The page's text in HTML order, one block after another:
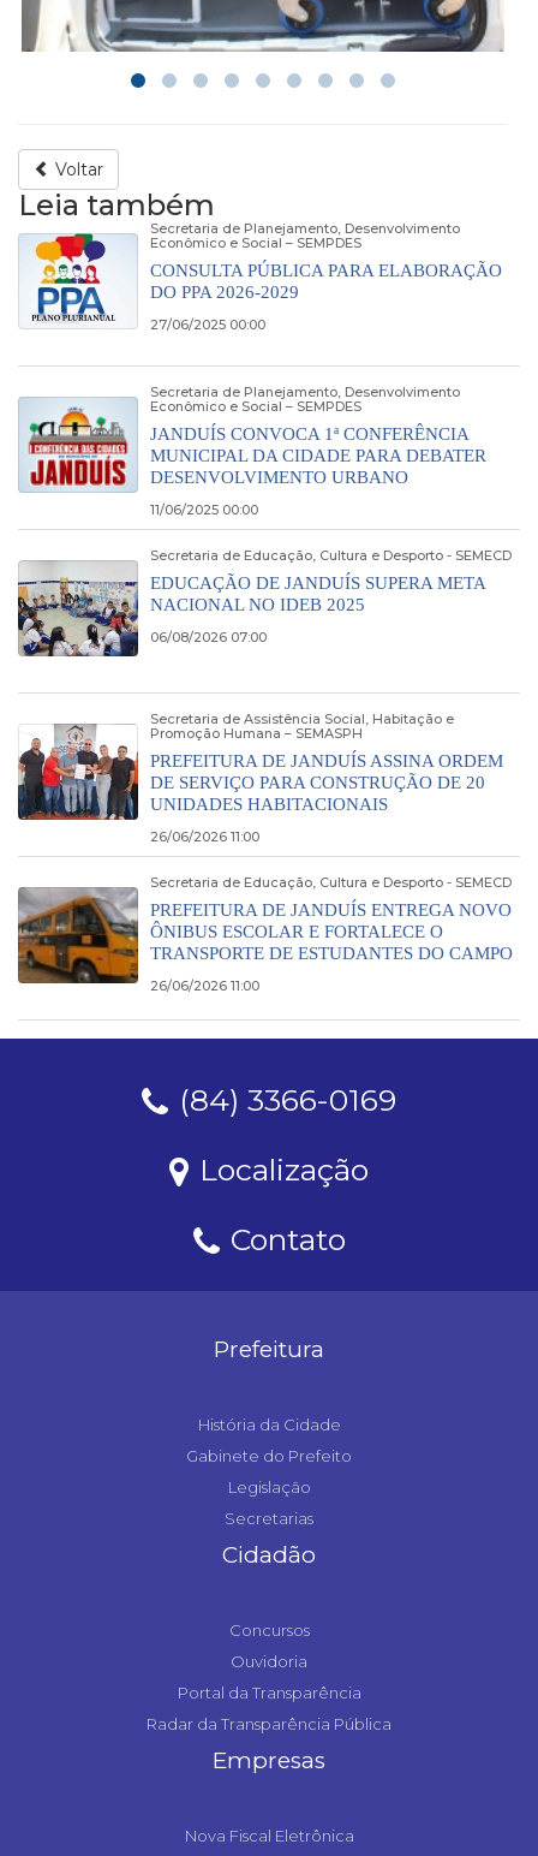
Voltar
Leia também
Secretaria de Planejamento, Desenvolvimento
Econômico e Social – SEMPDES
CONSULTA PÚBLICA PARA ELABORAÇÃO
DO PPA 2026-2029
27/06/2025 00:00
Secretaria de Planejamento, Desenvolvimento
Econômico e Social – SEMPDES
JANDUÍS CONVOCA 1ª CONFERÊNCIA
MUNICIPAL DA CIDADE PARA DEBATER
DESENVOLVIMENTO URBANO
11/06/2025 00:00
Secretaria de Educação, Cultura e Desporto - SEMECD
EDUCAÇÃO DE JANDUÍS SUPERA META
NACIONAL NO IDEB 2025
06/08/2026 07:00
Secretaria de Assistência Social, Habitação e
Promoção Humana – SEMASPH
PREFEITURA DE JANDUÍS ASSINA ORDEM
DE SERVIÇO PARA CONSTRUÇÃO DE 20
UNIDADES HABITACIONAIS
26/06/2026 11:00
Secretaria de Educação, Cultura e Desporto - SEMECD
PREFEITURA DE JANDUÍS ENTREGA NOVO
ÔNIBUS ESCOLAR E FORTALECE O
TRANSPORTE DE ESTUDANTES DO CAMPO
26/06/2026 11:00
(84) 3366-0169
Localização
Contato
Prefeitura
História da Cidade
Gabinete do Prefeito
Legislação
Secretarias
Cidadão
Concursos
Ouvidoria
Portal da Transparência
Radar da Transparência Pública
Empresas
Nova Fiscal Eletrônica